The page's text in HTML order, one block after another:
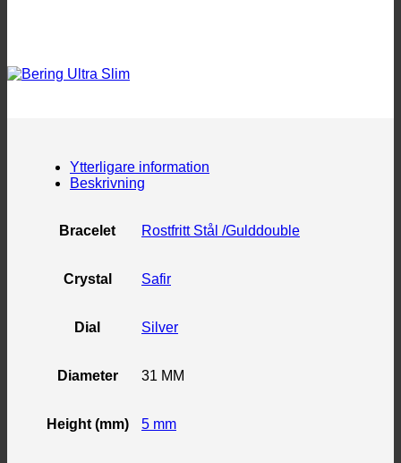
Ytterligare information
Beskrivning
Bracelet Rostfritt Stål /Gulddouble
Crystal Safir
Dial Silver
Diameter 31 MM
Height (mm) 5 mm